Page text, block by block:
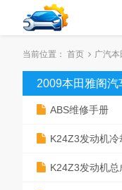
当前位置： 首页 广汽本
2009本田雅阁汽
ABS维修手册
K24Z3发动机
K24Z3发动机